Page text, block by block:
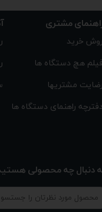
مشتری
خرید
هچ دستگاه ها
مشتریها
راهنمای دستگاه ها
دنبال چه محصولی